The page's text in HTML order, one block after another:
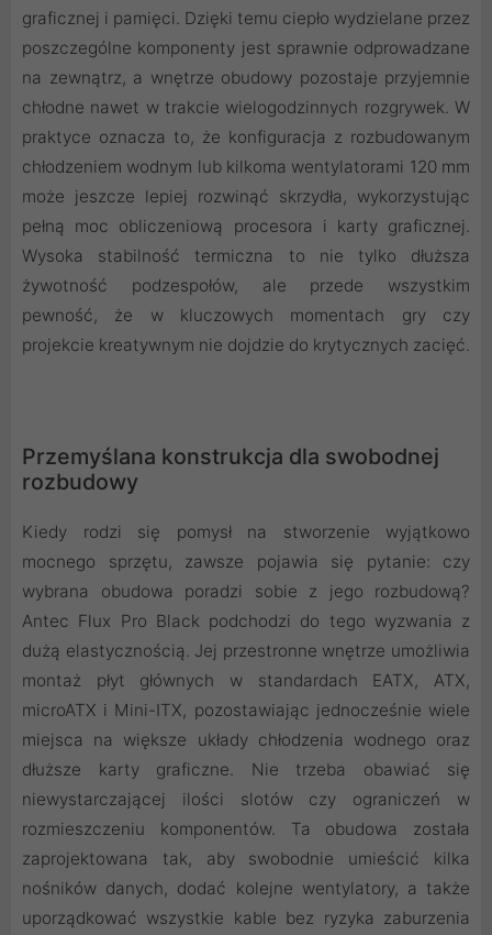
graficznej i pamięci. Dzięki temu ciepło wydzielane przez
poszczególne komponenty jest sprawnie odprowadzane
na zewnątrz, a wnętrze obudowy pozostaje przyjemnie
chłodne nawet w trakcie wielogodzinnych rozgrywek. W
praktyce oznacza to, że konfiguracja z rozbudowanym
chłodzeniem wodnym lub kilkoma wentylatorami 120 mm
może jeszcze lepiej rozwinąć skrzydła, wykorzystując
pełną moc obliczeniową procesora i karty graficznej.
Wysoka stabilność termiczna to nie tylko dłuższa
żywotność podzespołów, ale przede wszystkim
pewność, że w kluczowych momentach gry czy
projekcie kreatywnym nie dojdzie do krytycznych zacięć.
Przemyślana konstrukcja dla swobodnej
rozbudowy
Kiedy rodzi się pomysł na stworzenie wyjątkowo
mocnego sprzętu, zawsze pojawia się pytanie: czy
wybrana obudowa poradzi sobie z jego rozbudową?
Antec Flux Pro Black podchodzi do tego wyzwania z
dużą elastycznością. Jej przestronne wnętrze umożliwia
montaż płyt głównych w standardach EATX, ATX,
microATX i Mini-ITX, pozostawiając jednocześnie wiele
miejsca na większe układy chłodzenia wodnego oraz
dłuższe karty graficzne. Nie trzeba obawiać się
niewystarczającej ilości slotów czy ograniczeń w
rozmieszczeniu komponentów. Ta obudowa została
zaprojektowana tak, aby swobodnie umieścić kilka
nośników danych, dodać kolejne wentylatory, a także
uporządkować wszystkie kable bez ryzyka zaburzenia